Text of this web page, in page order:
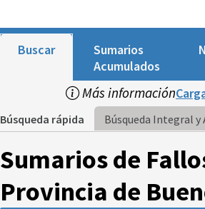
Buscar
Sumarios
Acumulados
Más información
Búsqueda rápida Búsqueda Integral y
Sumarios de
Provincia de